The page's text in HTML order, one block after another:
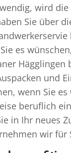
wird
Sie über
es
und
wenn Sie
beruflich
in Ihr neues
wir für